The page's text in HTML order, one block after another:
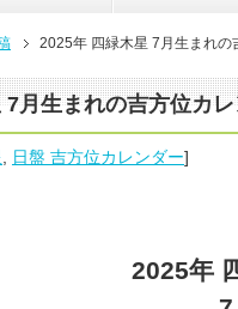
2025年 四緑木星 7月生まれの
月生まれの吉方位カ
日盤 吉方位カレンダー]
2025年